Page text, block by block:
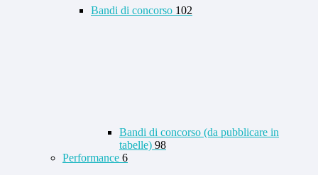
Bandi di concorso 102
Bandi di concorso (da pubblicare in
tabelle) 98
Performance 6